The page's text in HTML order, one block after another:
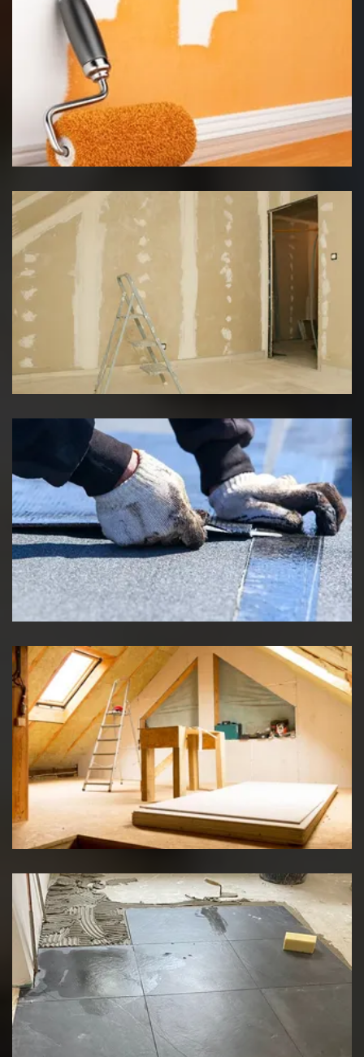
Peinture intérieur
Pose de placo
Etancheité de toiture
Travaux d'isolation
Rénovation de sol